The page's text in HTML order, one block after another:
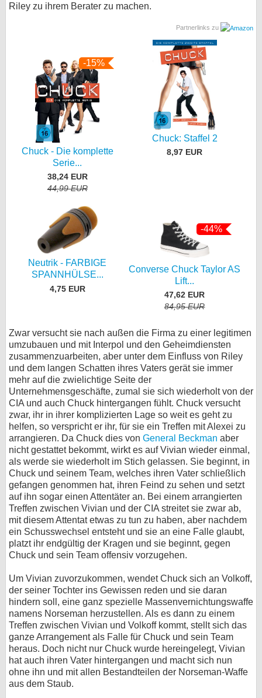
Riley zu ihrem Berater zu machen.
Partnerlinks zu
-15%
Chuck - Die komplette
Serie...
38,24 EUR
44,99 EUR
Chuck: Staffel 2
8,97 EUR
Neutrik - FARBIGE
SPANNHÜLSE...
4,75 EUR
-44%
Converse Chuck Taylor AS
Lift...
47,62 EUR
84,95 EUR
Zwar versucht sie nach außen die Firma zu einer legitimen
umzubauen und mit Interpol und den Geheimdiensten
zusammenzuarbeiten, aber unter dem Einfluss von Riley
und dem langen Schatten ihres Vaters gerät sie immer
mehr auf die zwielichtige Seite der
Unternehmensgeschäfte, zumal sie sich wiederholt von der
CIA und auch Chuck hintergangen fühlt. Chuck versucht
zwar, ihr in ihrer komplizierten Lage so weit es geht zu
helfen, so verspricht er ihr, für sie ein Treffen mit Alexei zu
arrangieren. Da Chuck dies von General Beckman aber
nicht gestattet bekommt, wirkt es auf Vivian wieder einmal,
als werde sie wiederholt im Stich gelassen. Sie beginnt, in
Chuck und seinem Team, welches ihren Vater schließlich
gefangen genommen hat, ihren Feind zu sehen und setzt
auf ihn sogar einen Attentäter an. Bei einem arrangierten
Treffen zwischen Vivian und der CIA streitet sie zwar ab,
mit diesem Attentat etwas zu tun zu haben, aber nachdem
ein Schusswechsel entsteht und sie an eine Falle glaubt,
platzt ihr endgültig der Kragen und sie beginnt, gegen
Chuck und sein Team offensiv vorzugehen.
Um Vivian zuvorzukommen, wendet Chuck sich an Volkoff,
der seiner Tochter ins Gewissen reden und sie daran
hindern soll, eine ganz spezielle Massenvernichtungswaffe
namens Norseman herzustellen. Als es dann zu einem
Treffen zwischen Vivian und Volkoff kommt, stellt sich das
ganze Arrangement als Falle für Chuck und sein Team
heraus. Doch nicht nur Chuck wurde hereingelegt, Vivian
hat auch ihren Vater hintergangen und macht sich nun
ohne ihn und mit allen Bestandteilen der Norseman-Waffe
aus dem Staub.